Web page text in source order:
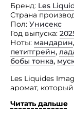
Бренд Les
Страна
Пол Унисекс
Год выпуска
Ноты мандарин,
петитгрейн,
бобы тонка,
Les Liquides
аромат,
поджарена,
Читать дальше